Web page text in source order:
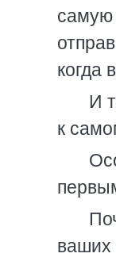
самую
когда
И
к
ваших